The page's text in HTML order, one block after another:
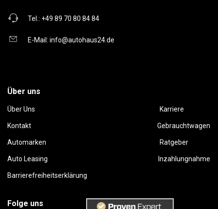
Tel.: +49 89 70 80 84 84
E-Mail: info@autohaus24.de
Über uns
Über Uns Karriere
Kontakt Gebrauchtwagen
Automarken Ratgeber
Auto Leasing Inzahlungnahme
Barrierefreiheitserklärung
Folge uns